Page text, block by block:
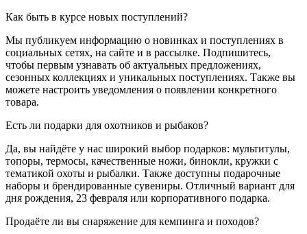
Как быть в курсе новых поступлений?
Мы публикуем информацию о новинках и поступлениях в
социальных сетях, на сайте и в рассылке. Подпишитесь,
чтобы первым узнавать об актуальных предложениях,
сезонных коллекциях и уникальных поступлениях. Также вы
можете настроить уведомления о появлении конкретного
товара.
Есть ли подарки для охотников и рыбаков?
Да, вы найдёте у нас широкий выбор подарков: мультитулы,
топоры, термосы, качественные ножи, бинокли, кружки с
тематикой охоты и рыбалки. Также доступны подарочные
наборы и брендированные сувениры. Отличный вариант для
дня рождения, 23 февраля или корпоративного подарка.
Продаёте ли вы снаряжение для кемпинга и походов?